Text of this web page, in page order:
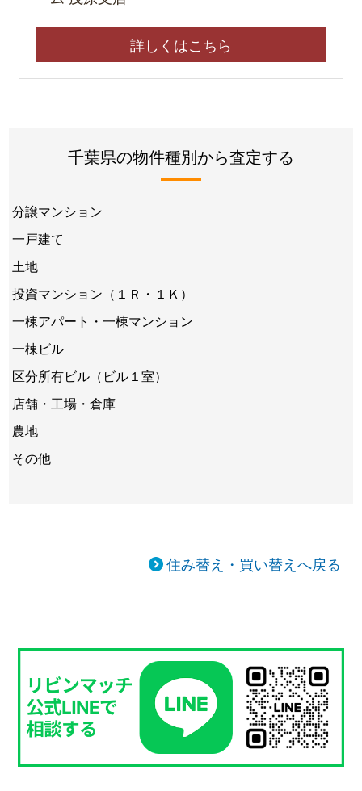
詳しくはこちら
千葉県の物件種別から査定する
分譲マンション
一戸建て
土地
投資マンション（１Ｒ・１Ｋ）
一棟アパート・一棟マンション
一棟ビル
区分所有ビル（ビル１室）
店舗・工場・倉庫
農地
その他
住み替え・買い替えへ戻る